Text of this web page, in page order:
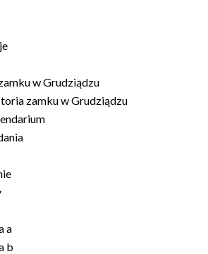
w Grudziądzu
zamku w Grudziądzu
a
b